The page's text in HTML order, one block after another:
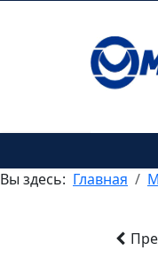
Вы здесь: Главная